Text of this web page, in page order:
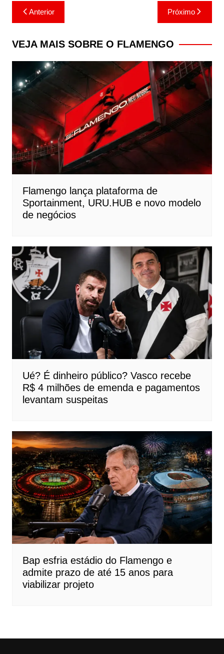
Navegação
de
Post
Anterior Próximo
VEJA MAIS SOBRE O FLAMENGO
Flamengo lança plataforma de
Sportainment, URU.HUB e novo modelo
de negócios
Ué? É dinheiro público? Vasco recebe
R$ 4 milhões de emenda e pagamentos
levantam suspeitas
Bap esfria estádio do Flamengo e
admite prazo de até 15 anos para
viabilizar projeto